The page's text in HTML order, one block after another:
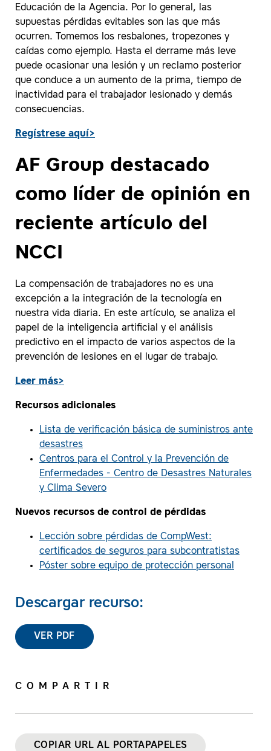
Educación de la Agencia. Por lo general, las
supuestas pérdidas evitables son las que más
ocurren. Tomemos los resbalones, tropezones y
caídas como ejemplo. Hasta el derrame más leve
puede ocasionar una lesión y un reclamo posterior
que conduce a un aumento de la prima, tiempo de
inactividad para el trabajador lesionado y demás
consecuencias.
Regístrese aquí>
AF Group destacado
como líder de opinión en
reciente artículo del
NCCI
La compensación de trabajadores no es una
excepción a la integración de la tecnología en
nuestra vida diaria. En este artículo, se analiza el
papel de la inteligencia artificial y el análisis
predictivo en el impacto de varios aspectos de la
prevención de lesiones en el lugar de trabajo.
Leer más>
Recursos adicionales
Lista de verificación básica de suministros ante
desastres
Centros para el Control y la Prevención de
Enfermedades - Centro de Desastres Naturales
y Clima Severo
Nuevos recursos de control de pérdidas
Lección sobre pérdidas de CompWest:
certificados de seguros para subcontratistas
Póster sobre equipo de protección personal
Descargar recurso:
VER PDF
COMPARTIR
COPIAR URL AL PORTAPAPELES